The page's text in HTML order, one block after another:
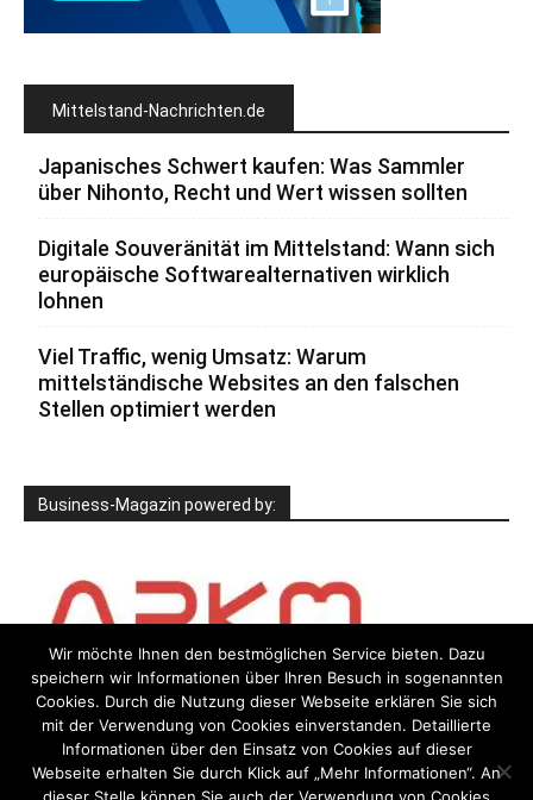
Mittelstand-Nachrichten.de
Japanisches Schwert kaufen: Was Sammler
über Nihonto, Recht und Wert wissen sollten
Digitale Souveränität im Mittelstand: Wann sich
europäische Softwarealternativen wirklich
lohnen
Viel Traffic, wenig Umsatz: Warum
mittelständische Websites an den falschen
Stellen optimiert werden
Business-Magazin powered by:
Wir möchte Ihnen den bestmöglichen Service bieten. Dazu
speichern wir Informationen über Ihren Besuch in sogenannten
Cookies. Durch die Nutzung dieser Webseite erklären Sie sich
mit der Verwendung von Cookies einverstanden. Detaillierte
Informationen über den Einsatz von Cookies auf dieser
Webseite erhalten Sie durch Klick auf „Mehr Informationen“. An